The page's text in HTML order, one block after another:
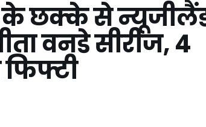
के छक्के से
वनडे सीरीज, 4